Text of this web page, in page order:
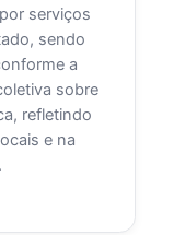
serviços
sendo
a
sobre
refletindo
e na